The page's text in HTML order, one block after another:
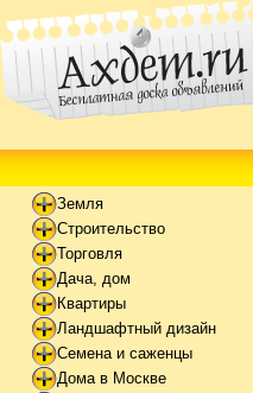
Земля
Строительство
Торговля
Дача, дом
Квартиры
Ландшафтный дизайн
Семена и саженцы
Дома в Москве